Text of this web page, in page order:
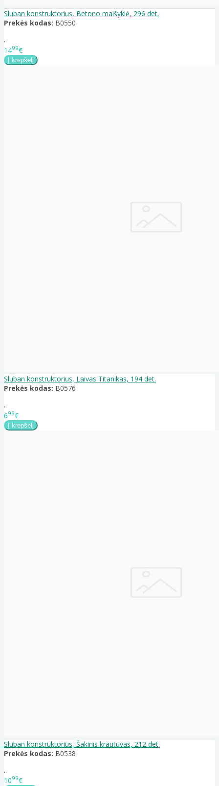
Sluban konstruktorius, Betono maišyklė, 296 det.
Prekės kodas: B0550
..
1499€
Sluban konstruktorius, Laivas Titanikas, 194 det.
Prekės kodas: B0576
..
699€
Sluban konstruktorius, Šakinis krautuvas, 212 det.
Prekės kodas: B0538
..
1099€